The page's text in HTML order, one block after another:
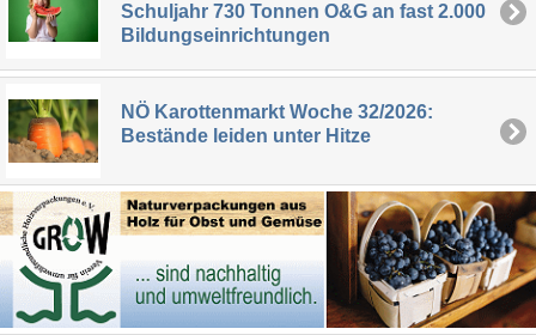
Schuljahr 730 Tonnen O&G an fast 2.000
Bildungseinrichtungen
NÖ Karottenmarkt Woche 32/2026:
Bestände leiden unter Hitze